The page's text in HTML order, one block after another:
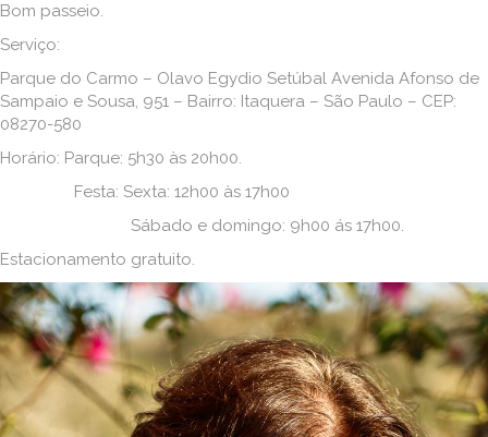
Bom passeio.
Serviço:
Parque do Carmo – Olavo Egydio Setúbal Avenida Afonso de
Sampaio e Sousa, 951 – Bairro: Itaquera – São Paulo – CEP:
08270-580
Horário: Parque: 5h30 às 20h00.
Festa: Sexta: 12h00 às 17h00
Sábado e domingo: 9h00 ás 17h00.
Estacionamento gratuito.